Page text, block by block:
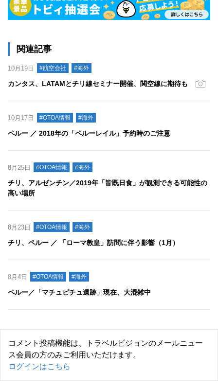
関連記事
10月19日 #航空会社 #海外
カンタス、LATAMとチリ線セミナー開催、関空線に期待も
10月17日 #OTOA情報 #海外
ペルー ／ 2018年の「ペルーレイル」予約時のご注意
8月25日 #OTOA情報 #海外
チリ、アルゼンチン／2019年「皆既日食」が観測できる可能性の
高い場所
8月23日 #OTOA情報 #海外
チリ、ペルー ／ 「ローマ教皇」訪問に伴う影響（1月）
8月4日 #OTOA情報 #海外
ペルー／「マチュピチュ遺跡」現在、大混雑中
コメント投稿機能は、トラベルビジョンのメールニュー
ス会員の方のみご利用いただけます。
ログインはこちら